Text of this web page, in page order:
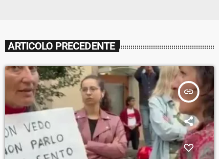
ARTICOLO PRECEDENTE
insert_link